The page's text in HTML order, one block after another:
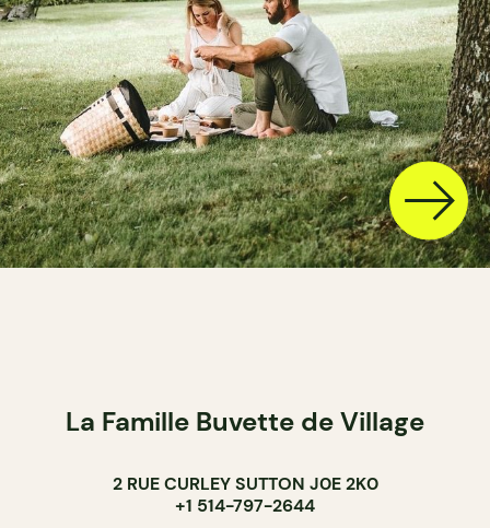
La Famille Buvette de Village
2 RUE CURLEY SUTTON J0E 2K0
+1 514-797-2644